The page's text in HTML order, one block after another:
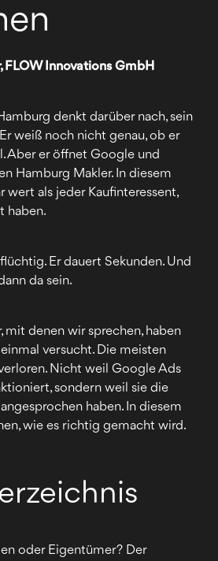
FLOW Innovations GmbH
denkt darüber nach, sein
weiß noch nicht genau, ob er
Aber er öffnet Google und
Hamburg Makler. In diesem
wert als jeder Kaufinteressent,
haben.
Er dauert Sekunden. Und
da sein.
mit denen wir sprechen, haben
versucht. Die meisten
Nicht weil Google Ads
sondern weil sie die
haben. In diesem
wie es richtig gemacht wird.
oder Eigentümer? Der